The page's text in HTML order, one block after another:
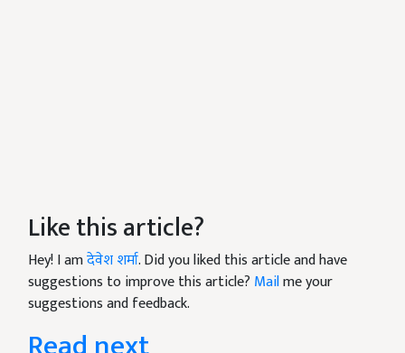
Like this article?
Hey! I amदेवेश शर्मा. Did you liked this article and have
suggestions to improve this article? Mailme your
suggestions and feedback.